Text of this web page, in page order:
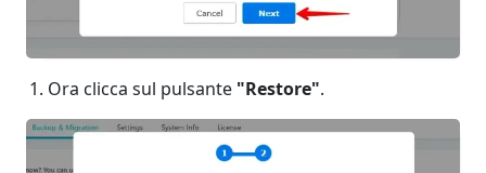
Ora clicca sul pulsante "Restore".